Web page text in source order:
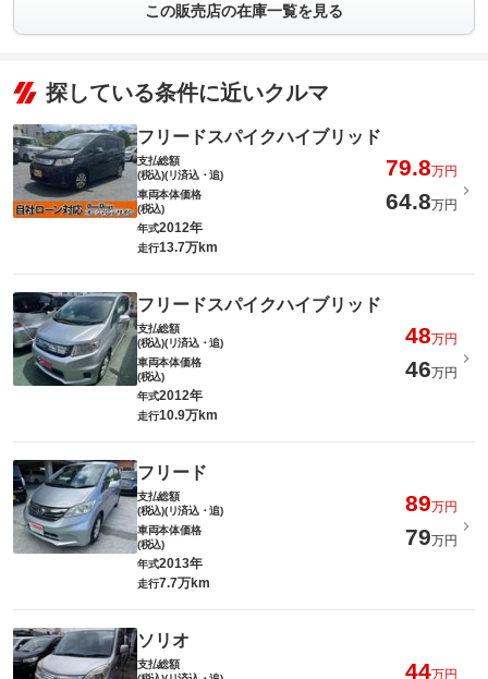
この販売店の在庫一覧を見る
探している条件に近いクルマ
フリードスパイクハイブリッド
支払総額
(税込)(リ済込・追)
79.8万円
車両本体価格
(税込)
64.8万円
年式2012年
走行13.7万km
フリードスパイクハイブリッド
支払総額
(税込)(リ済込・追)
48万円
車両本体価格
(税込)
46万円
年式2012年
走行10.9万km
フリード
支払総額
(税込)(リ済込・追)
89万円
車両本体価格
(税込)
79万円
年式2013年
走行7.7万km
ソリオ
支払総額
44万円